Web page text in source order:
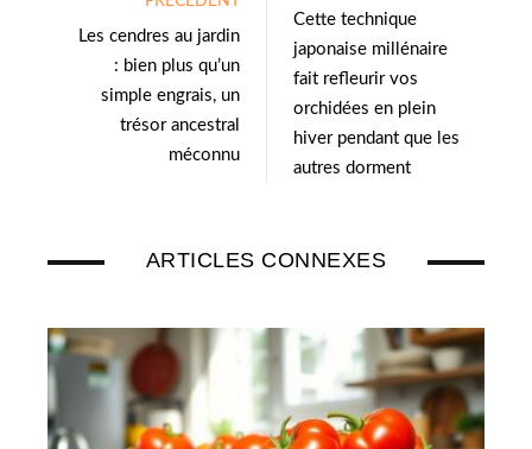
r
I
n
Les cendres au jardin
: bien plus qu’un
simple engrais, un
trésor ancestral
méconnu
Cette technique
japonaise millénaire
fait refleurir vos
orchidées en plein
hiver pendant que les
autres dorment
ARTICLES CONNEXES